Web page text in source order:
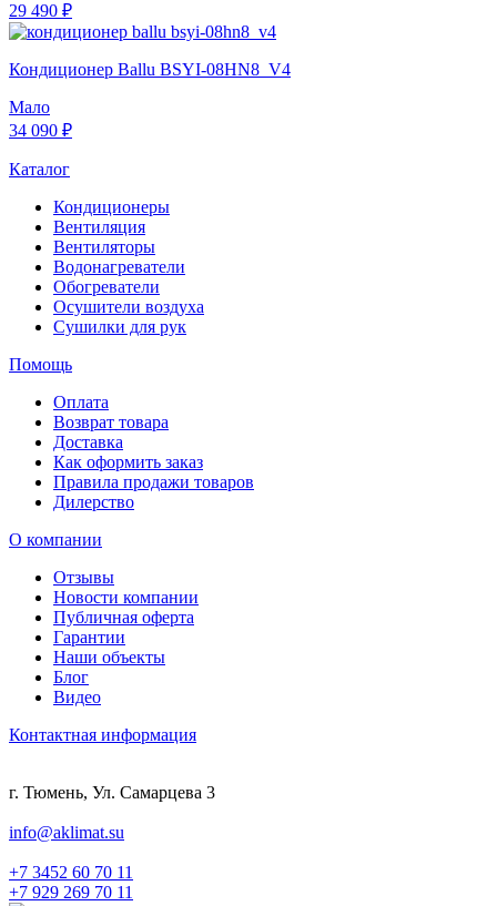
29 490 ₽
Кондиционер Ballu BSYI-08HN8_V4
Мало
34 090 ₽
Каталог
Кондиционеры
Вентиляция
Вентиляторы
Водонагреватели
Обогреватели
Осушители воздуха
Сушилки для рук
Помощь
Оплата
Возврат товара
Доставка
Как оформить заказ
Правила продажи товаров
Дилерство
О компании
Отзывы
Новости компании
Публичная оферта
Гарантии
Наши объекты
Блог
Видео
Контактная информация
г. Тюмень, Ул. Самарцева 3
info@aklimat.su
+7 3452 60 70 11
+7 929 269 70 11